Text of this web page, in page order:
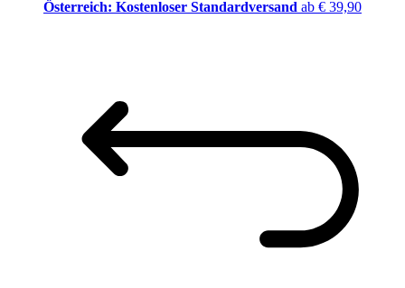
Österreich: Kostenloser Standardversand ab € 39,90